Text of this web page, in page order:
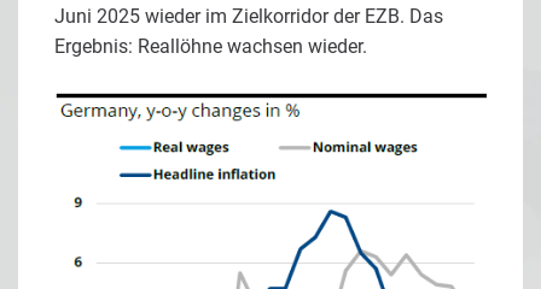
Juni 2025 wieder im Zielkorridor der EZB. Das
Ergebnis: Reallöhne wachsen wieder.